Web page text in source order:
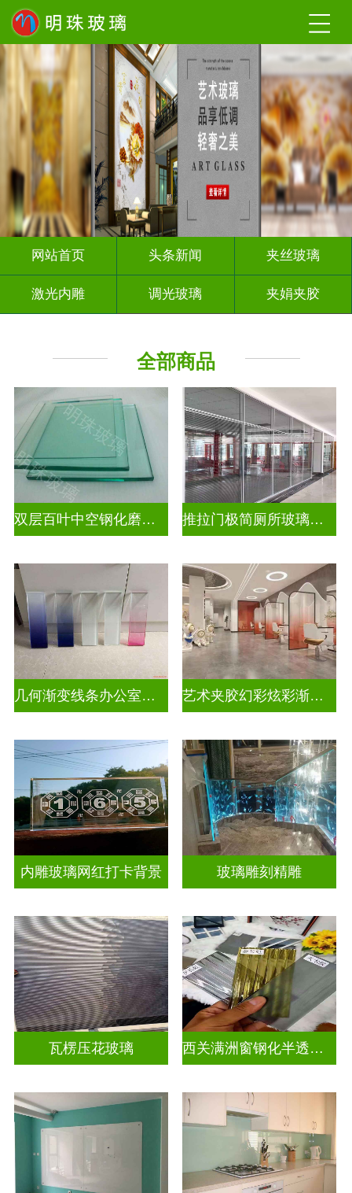
网站首页 头条新闻 夹丝玻璃
激光内雕 调光玻璃 夹娟夹胶
全部商品
双层百叶中空钢化磨砂玄关隔断 推拉门极简厕所玻璃移门隔断墙
几何渐变线条办公室渐变装饰玻璃 艺术夹胶幻彩炫彩渐变玻璃
内雕玻璃网红打卡背景 玻璃雕刻精雕
瓦楞压花玻璃 西关满洲窗钢化半透明压花玻璃